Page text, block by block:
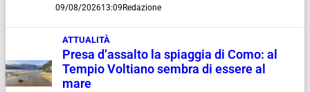
09/08/202613:09 Redazione
ATTUALITÀ
Presa d’assalto la spiaggia di Como: al
Tempio Voltiano sembra di essere al
mare